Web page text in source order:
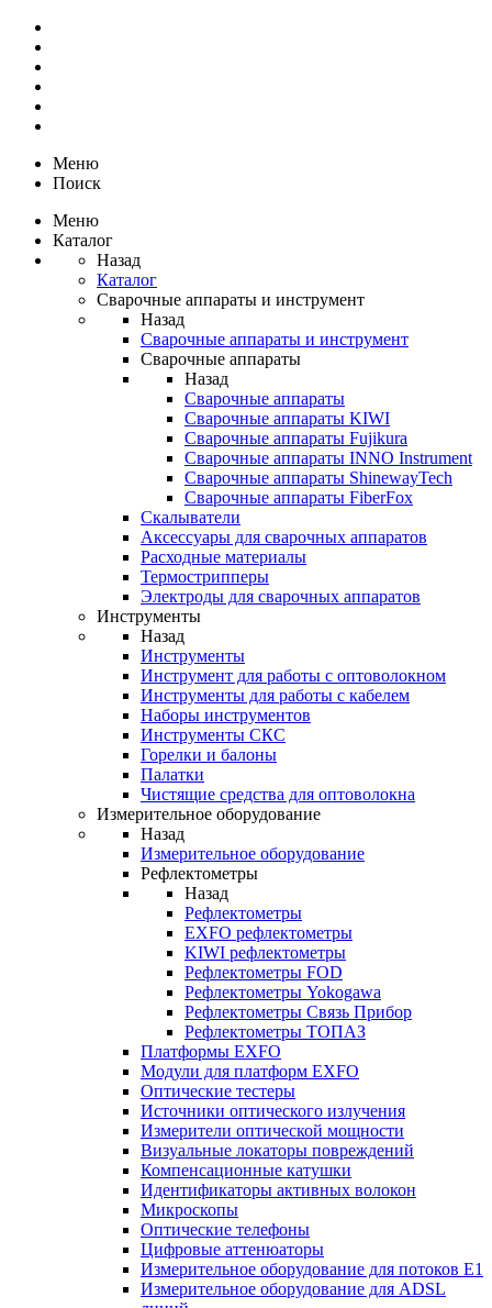
Меню
Поиск
Меню
Каталог
Назад
Каталог
Сварочные аппараты и инструмент
Назад
Сварочные аппараты и инструмент
Сварочные аппараты
Назад
Сварочные аппараты
Сварочные аппараты KIWI
Сварочные аппараты Fujikura
Сварочные аппараты INNO Instrument
Сварочные аппараты ShinewayTech
Cварочные аппараты FiberFox
Скалыватели
Аксессуары для сварочных аппаратов
Расходные материалы
Термострипперы
Электроды для сварочных аппаратов
Инструменты
Назад
Инструменты
Инструмент для работы с оптоволокном
Инструменты для работы с кабелем
Наборы инструментов
Инструменты СКС
Горелки и балоны
Палатки
Чистящие средства для оптоволокна
Измерительное оборудование
Назад
Измерительное оборудование
Рефлектометры
Назад
Рефлектометры
EXFO рефлектометры
KIWI рефлектометры
Рефлектометры FOD
Рефлектометры Yokogawa
Рефлектометры Связь Прибор
Рефлектометры ТОПАЗ
Платформы EXFO
Модули для платформ EXFO
Оптические тестеры
Источники оптического излучения
Измерители оптической мощности
Визуальные локаторы повреждений
Компенсационные катушки
Идентификаторы активных волокон
Микроскопы
Оптические телефоны
Цифровые аттенюаторы
Измерительное оборудование для потоков Е1
Измерительное оборудование для ADSL